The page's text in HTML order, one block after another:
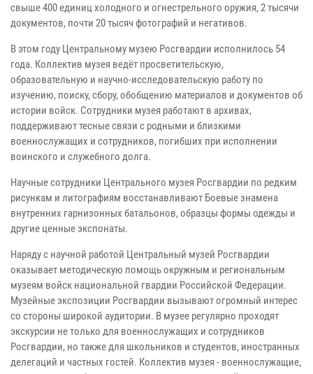
свыше 400 единиц холодного и огнестрельного оружия, 2 тысячи
документов, почти 20 тысяч фотографий и негативов.
В этом году Центральному музею Росгвардии исполнилось 54
года. Коллектив музея ведёт просветительскую,
образовательную и научно-исследовательскую работу по
изучению, поиску, сбору, обобщению материалов и документов об
истории войск. Сотрудники музея работают в архивах,
поддерживают тесные связи с родными и близкими
военнослужащих и сотрудников, погибших при исполнении
воинского и служебного долга.
Научные сотрудники Центрального музея Росгвардии по редким
рисункам и литографиям восстанавливают Боевые знамена
внутренних гарнизонных батальонов, образцы формы одежды и
другие ценные экспонаты.
Наряду с научной работой Центральный музей Росгвардии
оказывает методическую помощь окружным и региональным
музеям войск национальной гвардии Российской Федерации.
Музейные экспозиции Росгвардии вызывают огромный интерес
со стороны широкой аудитории. В музее регулярно проходят
экскурсии не только для военнослужащих и сотрудников
Росгвардии, но также для школьников и студентов, иностранных
делегаций и частных гостей. Коллектив музея - военнослужащие,